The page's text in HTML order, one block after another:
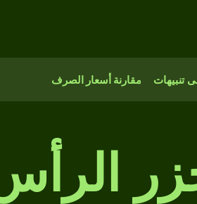
تنبيهات مقارنة أسعار الصرف